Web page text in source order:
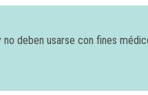
deben usarse con fines